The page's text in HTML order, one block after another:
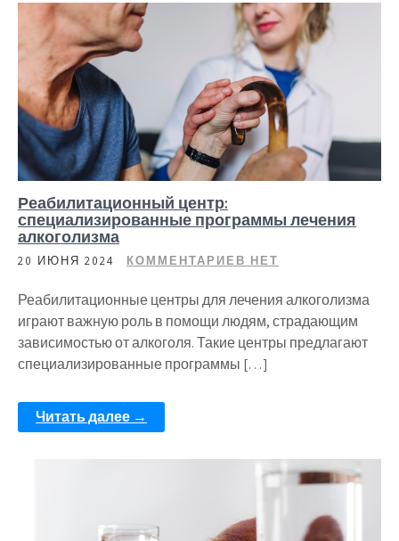
Реабилитационный центр:
специализированные программы лечения
алкоголизма
20 ИЮНЯ 2024 КОММЕНТАРИЕВ НЕТ
Реабилитационные центры для лечения алкоголизма
играют важную роль в помощи людям, страдающим
зависимостью от алкоголя. Такие центры предлагают
специализированные программы […]
Читать далее →